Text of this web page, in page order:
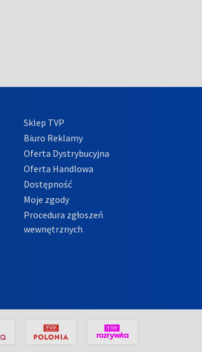
Sklep TVP
Biuro Reklamy
Oferta Dystrybucyjna
Oferta Handlowa
Dostępność
Moje zgody
Procedura zgłoszeń
wewnętrznych